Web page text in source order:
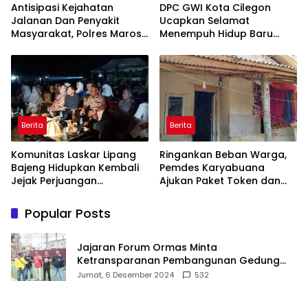
Antisipasi Kejahatan
Jalanan Dan Penyakit
Masyarakat, Polres Maros
Kondusif
DPC GWI Kota Cilegon
Ucapkan Selamat
Menempuh Hidup Baru
Tuanku Ihza Kemalsya
Damanik
Berita
Komunitas Laskar Lipang
Bajeng Hidupkan Kembali
Jejak Perjuangan
Wabup Takalar: Apresiasi
Bahwa Sejarah Adalah
Warisan yang Tak Ternilai”.
Berita
Ringankan Beban Warga,
Pemdes Karyabuana
Ajukan Paket Token dan
Popular Posts
Jajaran Forum Ormas Minta
Ketransparanan Pembangunan Gedung
Damkar Di Kecamatan Cisoka
Jumat, 6 Desember 2024 532